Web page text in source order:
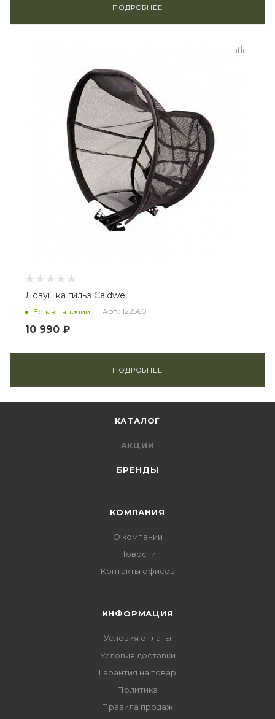
ПОДРОБНЕЕ
Ловушка гильз Caldwell
Есть в наличии Арт.: 122560
10 990 ₽
ПОДРОБНЕЕ
КАТАЛОГ
АКЦИИ
БРЕНДЫ
КОМПАНИЯ
О компании
Новости
Контакты офисов
ИНФОРМАЦИЯ
Условия оплаты
Условия доставки
Гарантия на товар
Политика
Правила продаж